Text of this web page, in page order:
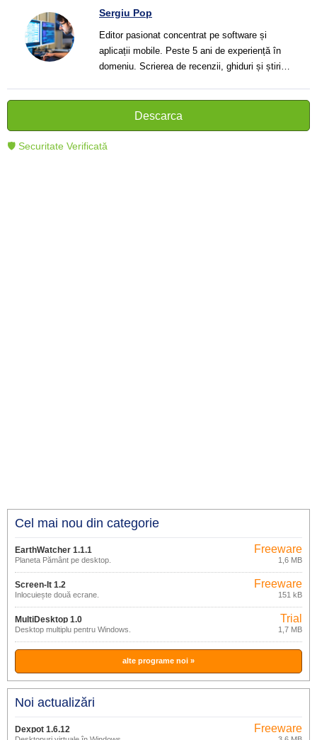
Sergiu Pop
Editor pasionat concentrat pe software și
aplicații mobile. Peste 5 ani de experiență în
domeniu. Scrierea de recenzii, ghiduri și știri.
cititorii să înțeleagă și să folosească mai bine
tehnologia modernă.
Descarca
🛡 Securitate Verificată
Cel mai nou din categorie
EarthWatcher 1.1.1
Planeta Pământ pe desktop.
Freeware
1,6 MB
Screen-It 1.2
Înlocuiește două ecrane.
Freeware
151 kB
MultiDesktop 1.0
Desktop multiplu pentru Windows.
Trial
1,7 MB
alte programe noi »
Noi actualizări
Dexpot 1.6.12 Freeware